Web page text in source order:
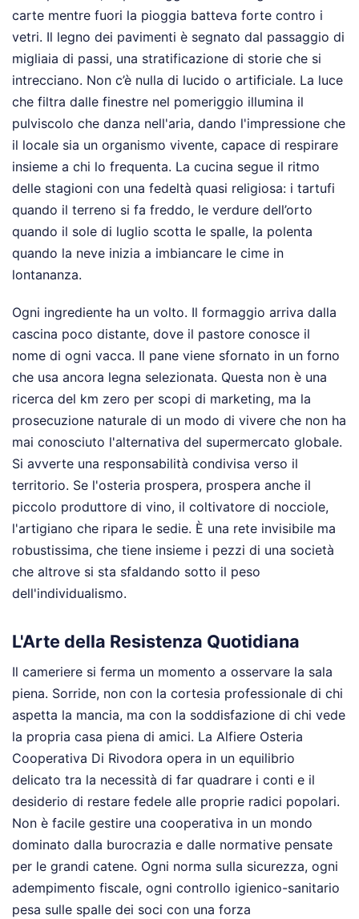
carte mentre fuori la pioggia batteva forte contro i
vetri. Il legno dei pavimenti è segnato dal passaggio di
migliaia di passi, una stratificazione di storie che si
intrecciano. Non c’è nulla di lucido o artificiale. La luce
che filtra dalle finestre nel pomeriggio illumina il
pulviscolo che danza nell'aria, dando l'impressione che
il locale sia un organismo vivente, capace di respirare
insieme a chi lo frequenta. La cucina segue il ritmo
delle stagioni con una fedeltà quasi religiosa: i tartufi
quando il terreno si fa freddo, le verdure dell’orto
quando il sole di luglio scotta le spalle, la polenta
quando la neve inizia a imbiancare le cime in
lontananza.
Ogni ingrediente ha un volto. Il formaggio arriva dalla
cascina poco distante, dove il pastore conosce il
nome di ogni vacca. Il pane viene sfornato in un forno
che usa ancora legna selezionata. Questa non è una
ricerca del km zero per scopi di marketing, ma la
prosecuzione naturale di un modo di vivere che non ha
mai conosciuto l'alternativa del supermercato globale.
Si avverte una responsabilità condivisa verso il
territorio. Se l'osteria prospera, prospera anche il
piccolo produttore di vino, il coltivatore di nocciole,
l'artigiano che ripara le sedie. È una rete invisibile ma
robustissima, che tiene insieme i pezzi di una società
che altrove si sta sfaldando sotto il peso
dell'individualismo.
L'Arte della Resistenza Quotidiana
Il cameriere si ferma un momento a osservare la sala
piena. Sorride, non con la cortesia professionale di chi
aspetta la mancia, ma con la soddisfazione di chi vede
la propria casa piena di amici. La Alfiere Osteria
Cooperativa Di Rivodora opera in un equilibrio
delicato tra la necessità di far quadrare i conti e il
desiderio di restare fedele alle proprie radici popolari.
Non è facile gestire una cooperativa in un mondo
dominato dalla burocrazia e dalle normative pensate
per le grandi catene. Ogni norma sulla sicurezza, ogni
adempimento fiscale, ogni controllo igienico-sanitario
pesa sulle spalle dei soci con una forza